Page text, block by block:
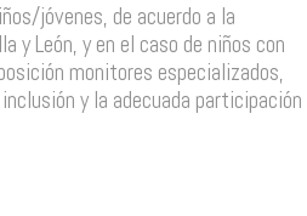
jóvenes, de acuerdo a la
y León, y en el caso de niños con
monitores especializados,
y la adecuada participación